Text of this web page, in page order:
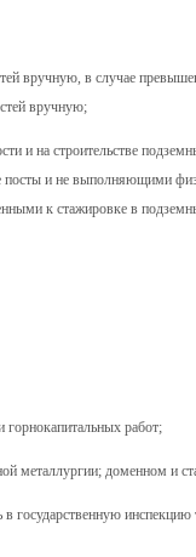
вручную, в случае
вручную;
и на строительстве
и не выполняющими
к стажировке в
работ;
металлургии; доменном и
инспекцию